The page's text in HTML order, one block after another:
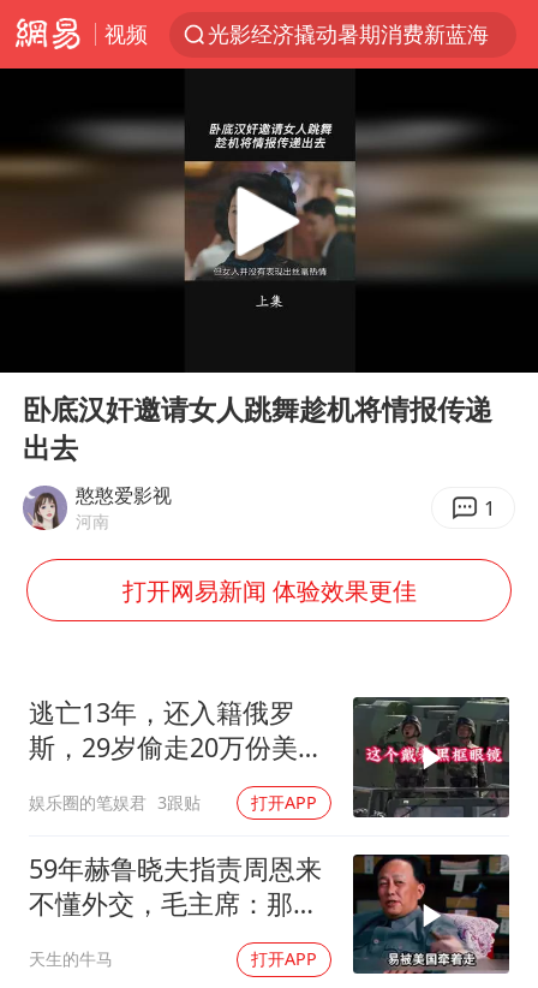
视频
光影经济撬动暑期消费新蓝海
上四休三，但降薪1000元，你接受吗？
夏日经济乘“热”而上 消费市场向“新”而行
情侣平潭拍日出坠崖1死1伤
白海豚将正面袭击贯穿浙江
酒店回应车内过夜被收150元
台当局重金为“台独”织“皇帝新衣”
几元成本的AI广告导致千万市值蒸发
乐享全民健身 共筑健康中国
Play
卧底汉奸邀请女人跳舞趁机将情报传递
出去
憨憨爱影视
河南 1
打开网易新闻 体验效果更佳
逃亡13年，还入籍俄罗
斯，29岁偷走20万份美国
娱乐圈的笔娱君 3跟贴 打开APP
59年赫鲁晓夫指责周恩来
不懂外交，毛主席：那我
天生的牛马 打开APP